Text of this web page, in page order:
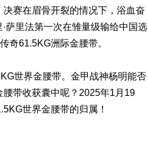
赛在眉骨开裂的情况下，浴血奋
萨里法第一次在雏量级输给中国选
奇61.5KG洲际金腰带。
世界金腰带。金甲战神杨明能否
带收获囊中呢？2025年1月19
世界金腰带的归属！